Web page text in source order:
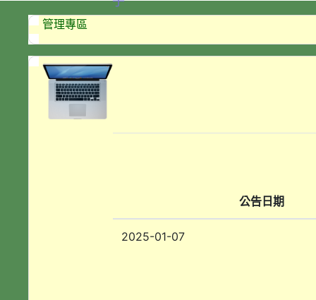
管理專區
公告日期
2025-01-07